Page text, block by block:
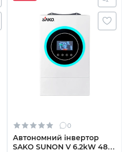
0
Автономний інвертор
SAKO SUNON V 6.2kW 48V